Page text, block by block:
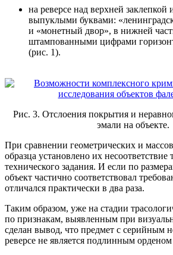
на реверсе над верхней
выпуклыми буквами:
и «монетный двор», в нижней
штампованными цифрами
(рис. 1).
Рис. 3. Отслоения покрытия и
эмали на объекте.
При сравнении геометрических и
образца установлено их несоответствие
технического задания. И если по
объект частично соответствовал
отличался практически в два раза.
Таким образом, уже на стадии
по признакам, выявленным при
сделан вывод, что предмет с серийным
реверсе не является подлинным